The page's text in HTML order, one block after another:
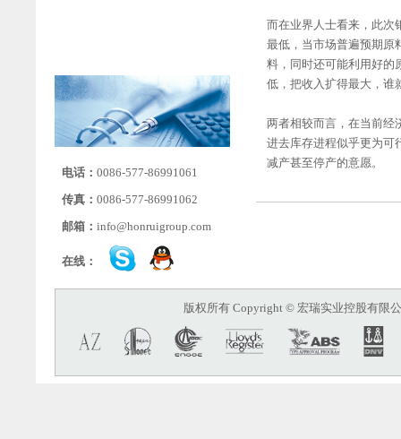
而在业界人士看来，此次
最低，当市场普遍预期
料，同时还可能利用好的
低，把收入扩得最大，谁
两者相较而言，在当前经
进去库存进程似乎更为可
减产甚至停产的意愿。
电话： 0086-577-86991061
传真： 0086-577-86991062
邮箱： info@honruigroup.com
在线：
版权所有 Copyright © 宏瑞实业控股有